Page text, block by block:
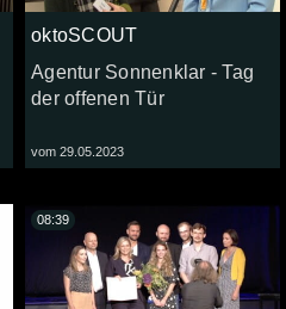
oktoSCOUT
Agentur Sonnenklar - Tag
der offenen Tür
vom 29.05.2023
08:39